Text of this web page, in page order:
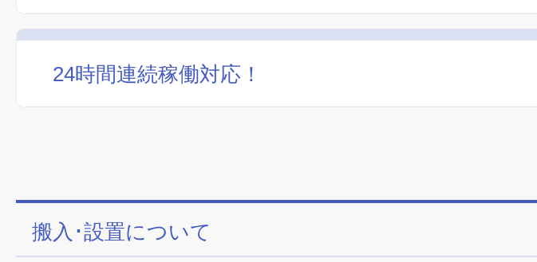
24時間連続稼働対応！
搬入･設置について